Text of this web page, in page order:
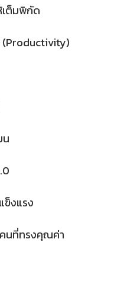
เต็มพิกัด
(Productivity)
น
ข็งแรง
คนที่ทรงคุณค่า